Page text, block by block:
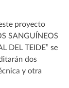
proyecto
SANGUÍNEOS
DEL TEIDE” se
dos
y otra